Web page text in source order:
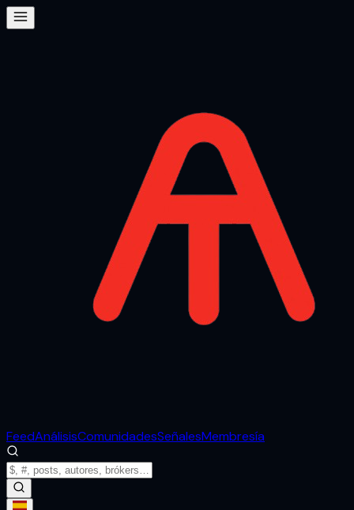
FeedAnálisisComunidadesSeñalesMembresía